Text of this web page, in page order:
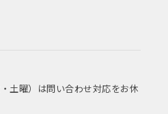
土曜）は問い合わせ対応をお休